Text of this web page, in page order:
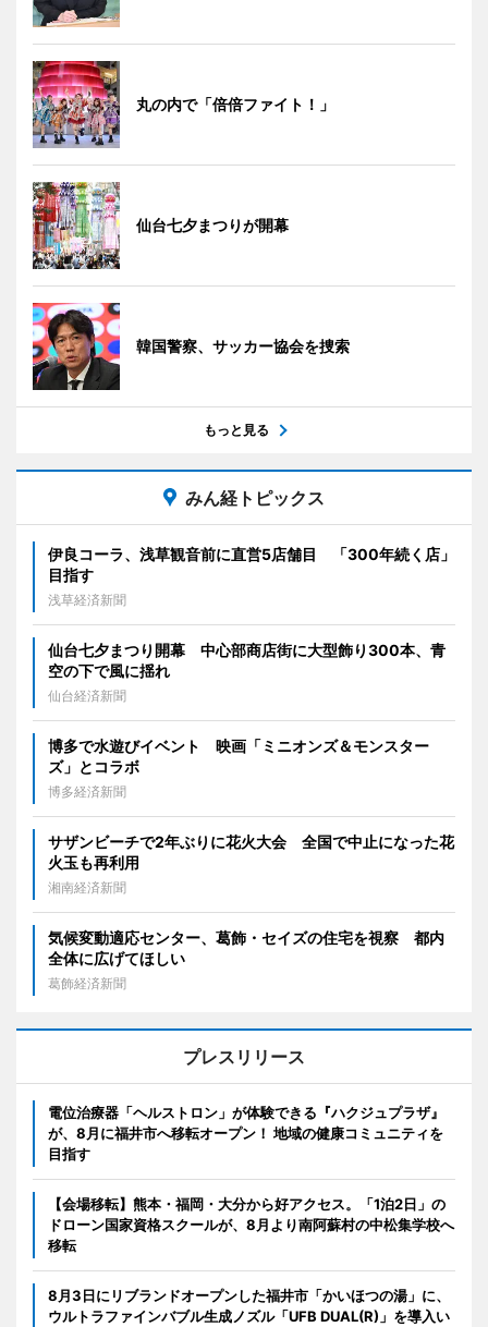
丸の内で「倍倍ファイト！」
仙台七夕まつりが開幕
韓国警察、サッカー協会を捜索
もっと見る
みん経トピックス
伊良コーラ、浅草観音前に直営5店舗目 「300年続く店」
目指す
浅草経済新聞
仙台七夕まつり開幕 中心部商店街に大型飾り300本、青
空の下で風に揺れ
仙台経済新聞
博多で水遊びイベント 映画「ミニオンズ＆モンスター
ズ」とコラボ
博多経済新聞
サザンビーチで2年ぶりに花火大会 全国で中止になった花
火玉も再利用
湘南経済新聞
気候変動適応センター、葛飾・セイズの住宅を視察 都内
全体に広げてほしい
葛飾経済新聞
プレスリリース
電位治療器「ヘルストロン」が体験できる『ハクジュプラザ』
が、8月に福井市へ移転オープン！ 地域の健康コミュニティを
目指す
【会場移転】熊本・福岡・大分から好アクセス。「1泊2日」の
ドローン国家資格スクールが、8月より南阿蘇村の中松集学校へ
移転
8月3日にリブランドオープンした福井市「かいほつの湯」に、
ウルトラファインバブル生成ノズル「UFB DUAL(R)」を導入い